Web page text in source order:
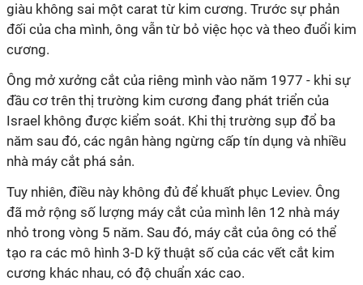
giàu không sai một carat từ kim cương. Trước sự phản
đối của cha mình, ông vẫn từ bỏ việc học và theo đuổi kim
cương.
Ông mở xưởng cắt của riêng mình vào năm 1977 - khi sự
đầu cơ trên thị trường kim cương đang phát triển của
Israel không được kiểm soát. Khi thị trường sụp đổ ba
năm sau đó, các ngân hàng ngừng cấp tín dụng và nhiều
nhà máy cắt phá sản.
Tuy nhiên, điều này không đủ để khuất phục Leviev. Ông
đã mở rộng số lượng máy cắt của mình lên 12 nhà máy
nhỏ trong vòng 5 năm. Sau đó, máy cắt của ông có thể
tạo ra các mô hình 3-D kỹ thuật số của các vết cắt kim
cương khác nhau, có độ chuẩn xác cao.